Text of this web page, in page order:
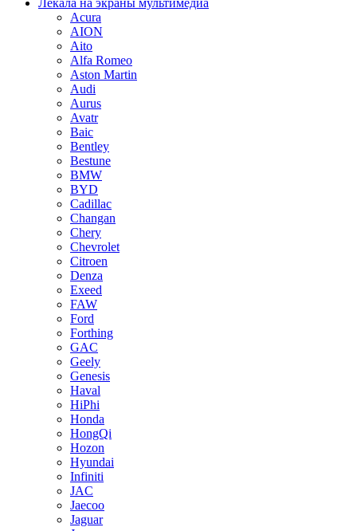
Лекала на экраны мультимедиа
Acura
AION
Aito
Alfa Romeo
Aston Martin
Audi
Aurus
Avatr
Baic
Bentley
Bestune
BMW
BYD
Cadillac
Changan
Chery
Chevrolet
Citroen
Denza
Exeed
FAW
Ford
Forthing
GAC
Geely
Genesis
Haval
HiPhi
Honda
HongQi
Hozon
Hyundai
Infiniti
JAC
Jaecoo
Jaguar